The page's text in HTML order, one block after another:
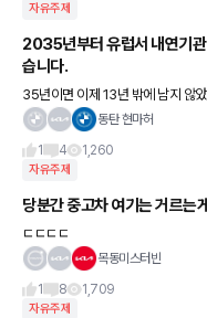
자유주제
2035년부터 유럽서 내연기관
습니다.
35년이면 이제 13년 밖에 남지 않
동탄 현마허
1
4 1,260
자유주제
당분간 중고차 여기는 거르는
ㄷㄷㄷㄷ
목동미스터빈
1
8 1,709
자유주제